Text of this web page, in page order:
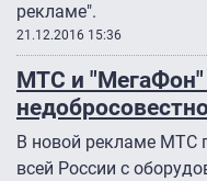
рекламе".
21.12.2016 15:36
МТС и "МегаФон"
В новой рекламе МТС
всей России с